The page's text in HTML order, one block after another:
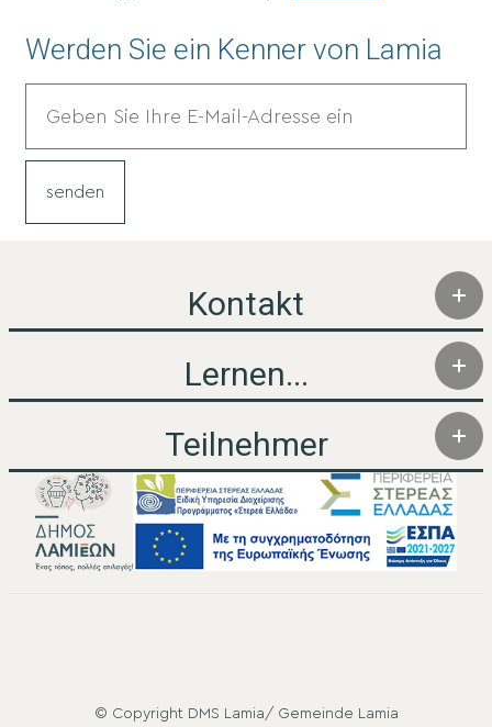
Werden Sie ein Kenner von Lamia
Kontakt
Lernen...
Teilnehmer
© Copyright DMS Lamia/ Gemeinde Lamia